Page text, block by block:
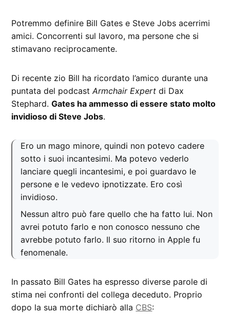
Potremmo definire Bill Gates e Steve Jobs acerrimi
amici. Concorrenti sul lavoro, ma persone che si
stimavano reciprocamente.
Di recente zio Bill ha ricordato l’amico durante una
puntata del podcastArmchair Expert di Dax
Stephard.Gates ha ammesso di essere stato molto
invidioso di Steve Jobs.
Ero un mago minore, quindi non potevo cadere
sotto i suoi incantesimi. Ma potevo vederlo
lanciare quegli incantesimi, e poi guardavo le
persone e le vedevo ipnotizzate. Ero così
invidioso.
Nessun altro può fare quello che ha fatto lui. Non
avrei potuto farlo e non conosco nessuno che
avrebbe potuto farlo. Il suo ritorno in Apple fu
fenomenale.
In passato Bill Gates ha espresso diverse parole di
stima nei confronti del collega deceduto. Proprio
dopo la sua morte dichiarò alla CBS: